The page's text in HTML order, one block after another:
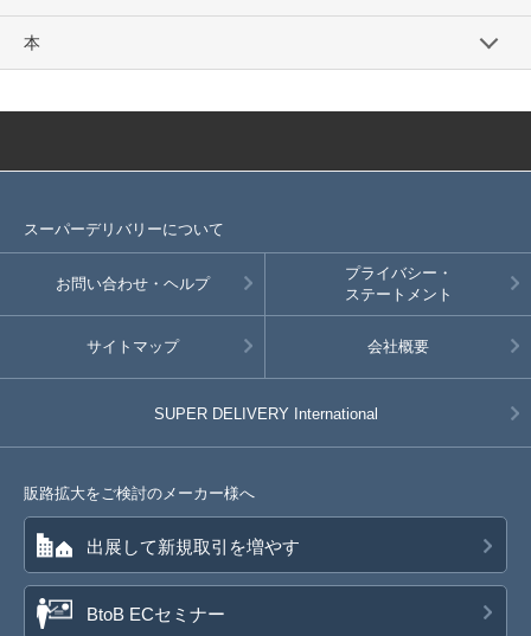
本
スーパーデリバリーについて
お問い合わせ・ヘルプ
プライバシー・
ステートメント
サイトマップ 会社概要
SUPER DELIVERY International
販路拡大をご検討のメーカー様へ
出展して新規取引を増やす
BtoB ECセミナー